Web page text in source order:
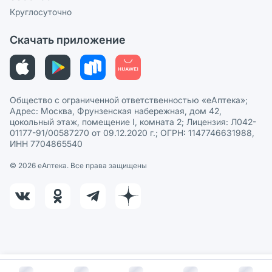
Политика рекомендаций
Этика и соответствие
Политика в отношении обработки персональных данных
Круглосуточно
Скачать приложение
Общество с ограниченной ответственностью «еАптека»;
Адрес: Москва, Фрунзенская набережная, дом 42,
цокольный этаж, помещение I, комната 2; Лицензия: Л042-
01177-91/00587270 от 09.12.2020 г.; ОГРН: 1147746631988,
ИНН 7704865540
© 2026 eАптека. Все права защищены